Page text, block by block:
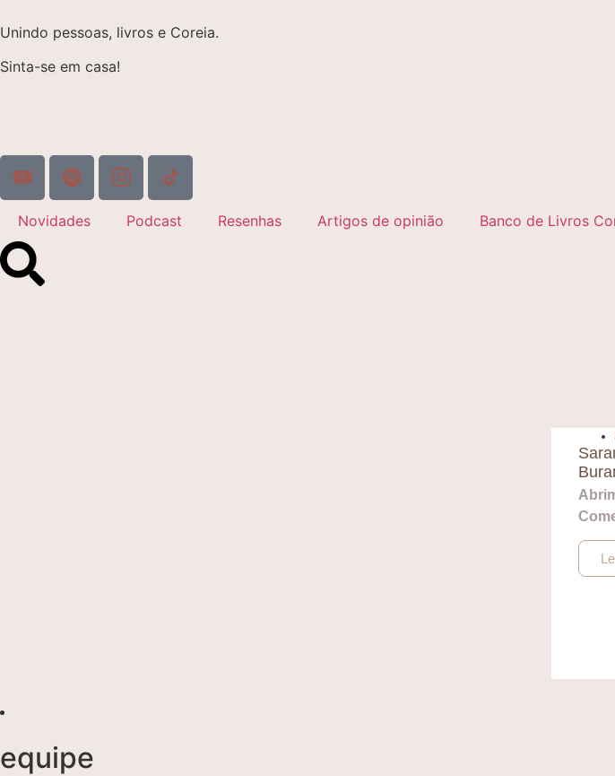
Unindo pessoas, livros e Coreia.
Sinta-se em casa!
Novidades Podcast Resenhas Artigos de opinião Banco de Livros
equipe